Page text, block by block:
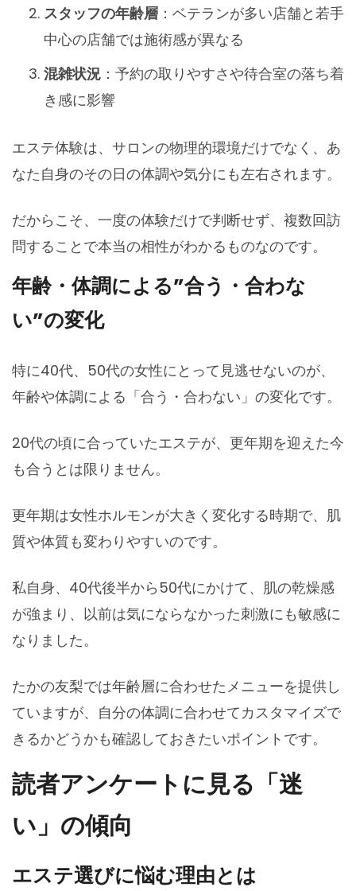
スタッフの年齢層 ：ベテランが多い店舗と若手
中心の店舗では施術感が異なる
混雑状況 ：予約の取りやすさや待合室の落ち着
き感に影響
エステ体験は、サロンの物理的環境だけでなく、あ
なた自身のその日の体調や気分にも左右されます。
だからこそ、一度の体験だけで判断せず、複数回訪
問することで本当の相性がわかるものなのです。
年齢・体調による”合う・合わな
い”の変化
特に40代、50代の女性にとって見逃せないのが、
年齢や体調による「合う・合わない」の変化です。
20代の頃に合っていたエステが、更年期を迎えた今
も合うとは限りません。
更年期は女性ホルモンが大きく変化する時期で、肌
質や体質も変わりやすいのです。
私自身、40代後半から50代にかけて、肌の乾燥感
が強まり、以前は気にならなかった刺激にも敏感に
なりました。
たかの友梨では年齢層に合わせたメニューを提供し
ていますが、自分の体調に合わせてカスタマイズで
きるかどうかも確認しておきたいポイントです。
読者アンケートに見る「迷
い」の傾向
エステ選びに悩む理由とは